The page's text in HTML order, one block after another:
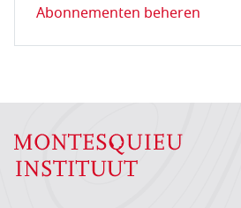
Abonnementen beheren